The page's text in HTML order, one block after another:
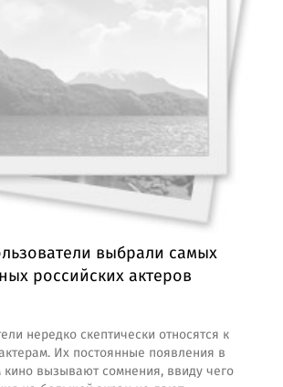
выбрали самых
российских актеров
нередко скептически относятся к
Их постоянные появления в
вызывают сомнения, ввиду чего